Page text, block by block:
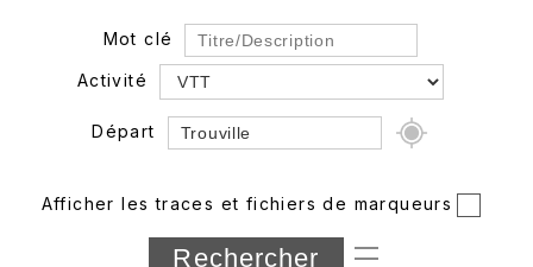
Mot clé
Activité
Départ
Département
Afficher les traces et fichiers de marqueurs